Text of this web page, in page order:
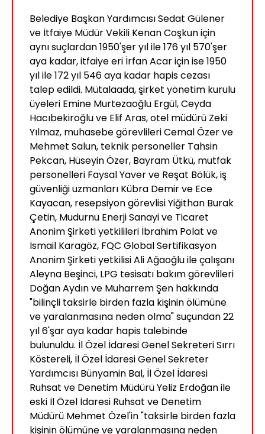
Belediye Başkan Yardımcısı Sedat Gülener
ve İtfaiye Müdür Vekili Kenan Coşkun için
aynı suçlardan 1950'şer yıl ile 176 yıl 570'şer
aya kadar, itfaiye eri İrfan Acar için ise 1950
yıl ile 172 yıl 546 aya kadar hapis cezası
talep edildi. Mütalaada, şirket yönetim kurulu
üyeleri Emine Murtezaoğlu Ergül, Ceyda
Hacıbekiroğlu ve Elif Aras, otel müdürü Zeki
Yılmaz, muhasebe görevlileri Cemal Özer ve
Mehmet Salun, teknik personeller Tahsin
Pekcan, Hüseyin Özer, Bayram Ütkü, mutfak
personelleri Faysal Yaver ve Reşat Bölük, iş
güvenliği uzmanları Kübra Demir ve Ece
Kayacan, resepsiyon görevlisi Yiğithan Burak
Çetin, Mudurnu Enerji Sanayi ve Ticaret
Anonim Şirketi yetkilileri İbrahim Polat ve
İsmail Karagöz, FQC Global Sertifikasyon
Anonim Şirketi yetkilisi Ali Ağaoğlu ile çalışanı
Aleyna Beşinci, LPG tesisatı bakım görevlileri
Doğan Aydın ve Muharrem Şen hakkında
"bilinçli taksirle birden fazla kişinin ölümüne
ve yaralanmasına neden olma" suçundan 22
yıl 6'şar aya kadar hapis talebinde
bulunuldu. İl Özel İdaresi Genel Sekreteri Sırrı
Köstereli, İl Özel İdaresi Genel Sekreter
Yardımcısı Bünyamin Bal, İl Özel İdaresi
Ruhsat ve Denetim Müdürü Yeliz Erdoğan ile
eski İl Özel İdaresi Ruhsat ve Denetim
Müdürü Mehmet Özel'in "taksirle birden fazla
kişinin ölümüne ve yaralanmasına neden